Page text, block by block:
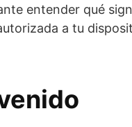
entender qué
a tu